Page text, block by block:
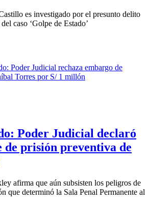
es investigado por el presunto delito
caso ‘Golpe de Estado’
Poder Judicial declaró
de prisión preventiva de
afirma que aún subsisten los peligros de
que determinó la Sala Penal Permanente al